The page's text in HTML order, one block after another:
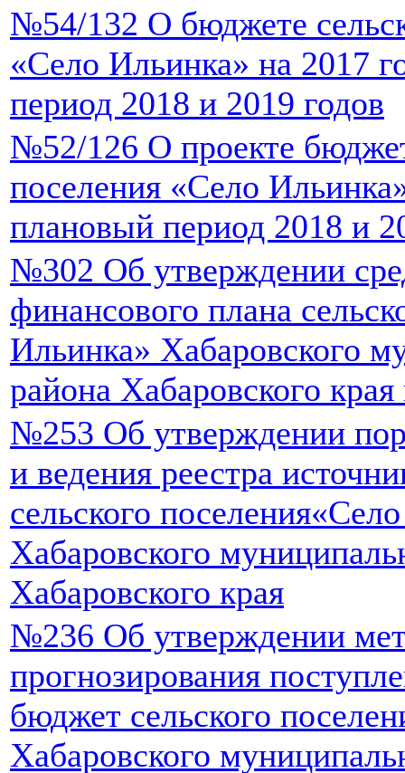
№54/132 О бюджете
«Село Ильинка» на 2017
период 2018 и 2019 годов
№52/126 О проекте
поселения «Село
плановый период 2018 и
№302 Об утверждении
финансового плана
Ильинка» Хабаровского
района Хабаровского
№253 Об утверждении
и ведения реестра
сельского
Хабаровского
Хабаровского края
№236 Об утверждении
прогнозирования
бюджет сельского
Хабаровского